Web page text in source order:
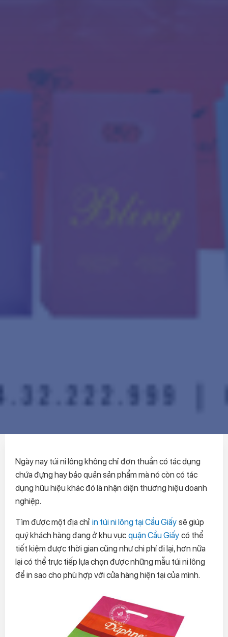
Ngày nay túi ni lông không chỉ đơn thuần có tác dụng
chứa đựng hay bảo quản sản phẩm mà nó còn có tác
dụng hữu hiệu khác đó là nhận diện thương hiệu doanh
nghiệp.
Tìm được một địa chỉ in túi ni lông tại Cầu Giấy sẽ giúp
quý khách hàng đang ở khu vực quận Cầu Giấy có thể
tiết kiệm được thời gian cũng như chi phí đi lại, hơn nữa
lại có thể trực tiếp lựa chọn được những mẫu túi ni lông
để in sao cho phù hợp với cửa hàng hiện tại của mình.